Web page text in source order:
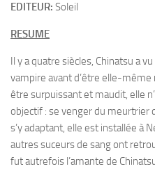
EDITEUR: Soleil
RESUME
Il y a quatre siècles, Chinatsu a
vampire avant d’être elle-
être surpuissant et maudit, elle
objectif : se venger du meurtrier
s’y adaptant, elle est installée à
autres suceurs de sang ont
fut autrefois l’amante de